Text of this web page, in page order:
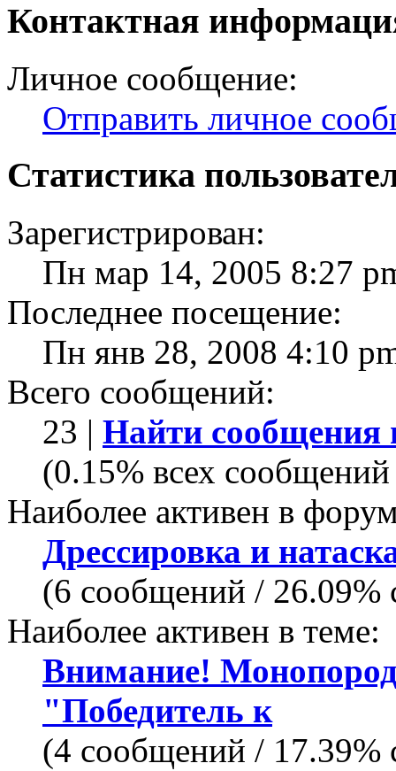
Контактная
Личное сообщение:
Отправить личное
Статистика
Зарегистрирован:
Пн мар 14, 2005 8:27
Последнее посещение:
Пн янв 28, 2008 4:10
Всего сообщений:
23 | Найти сообщения
(0.15% всех
Наиболее активен в
Дрессировка и
(6 сообщений / 26.09%
Наиболее активен в теме:
Внимание!
"Победитель к
(4 сообщений / 17.39%